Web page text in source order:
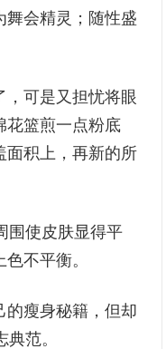
舞会精灵；随性盛
，可是又担忧将眼
花篮煎一点粉底
面积上，再新的所
围使皮肤显得平
不平衡。
的瘦身秘籍，但却
范。